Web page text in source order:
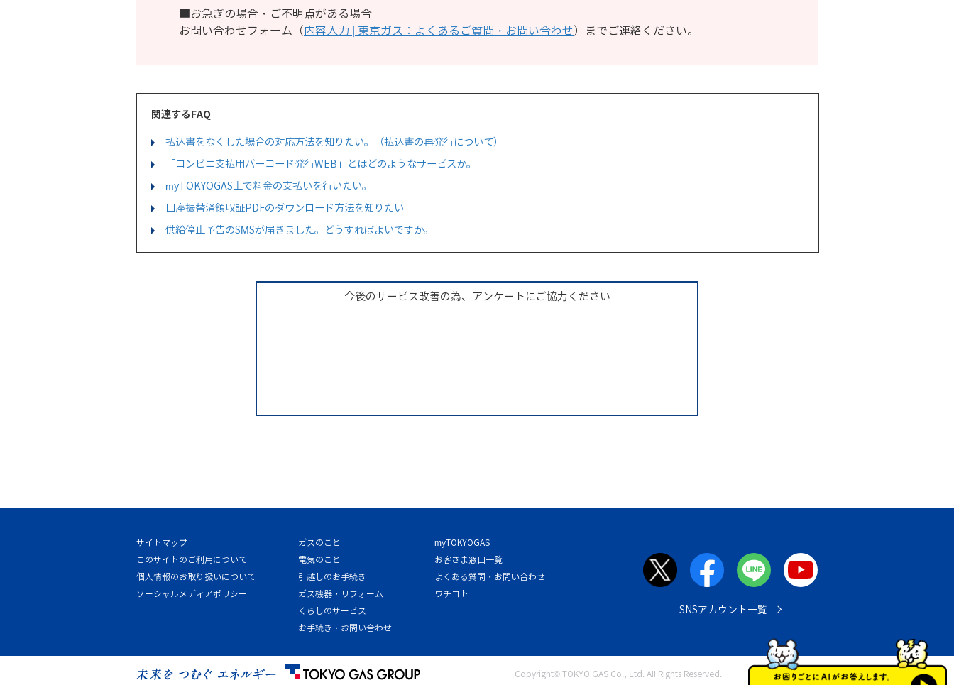
■お急ぎの場合・ご不明点がある場合
お問い合わせフォーム（内容入力 | 東京ガス：よくあるご質問・お問い合わせ）までご連絡ください。
関連するFAQ
払込書をなくした場合の対応方法を知りたい。（払込書の再発行について）
「コンビニ支払用バーコード発行WEB」とはどのようなサービスか。
myTOKYOGAS上で料金の支払いを行いたい。
口座振替済領収証PDFのダウンロード方法を知りたい
供給停止予告のSMSが届きました。どうすればよいですか。
今後のサービス改善の為、アンケートにご協力ください
サイトマップ
このサイトのご利用について
個人情報のお取り扱いについて
ソーシャルメディアポリシー
ガスのこと
電気のこと
引越しのお手続き
ガス機器・リフォーム
くらしのサービス
お手続き・お問い合わせ
myTOKYOGAS
お客さま窓口一覧
よくある質問・お問い合わせ
ウチコト
SNSアカウント一覧
Copyright© TOKYO GAS Co., Ltd. All Rights Reserved.